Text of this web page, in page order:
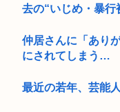
去の“いじめ・暴行
仲居さんに「あり
にされてしまう…
最近の若年、芸能